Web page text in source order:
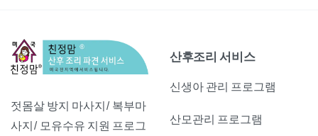
젓몸살 방지 마사지/ 복부마
사지/ 모유수유 지원 프로그
산후조리 서비스
신생아 관리 프로그램
산모관리 프로그램